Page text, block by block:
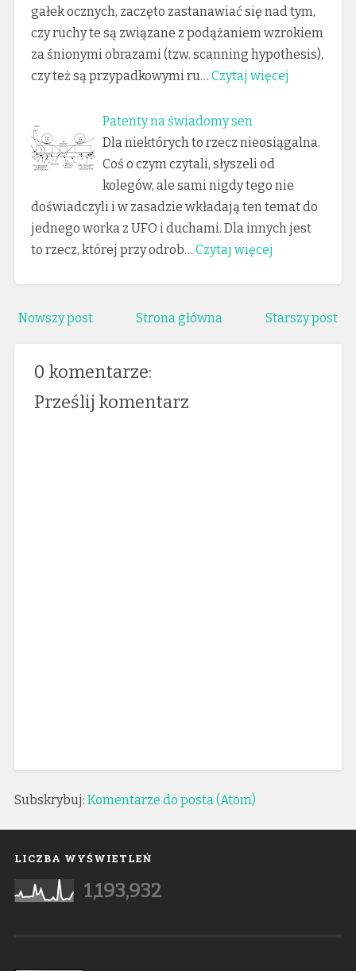
gałek ocznych, zaczęto zastanawiać się nad tym,
czy ruchy te są związane z podążaniem wzrokiem
za śnionymi obrazami (tzw. scanning hypothesis),
czy też są przypadkowymi ru… Czytaj więcej
Patenty na świadomy sen
Dla niektórych to rzecz nieosiągalna.
Coś o czym czytali, słyszeli od
kolegów, ale sami nigdy tego nie
doświadczyli i w zasadzie wkładają ten temat do
jednego worka z UFO i duchami. Dla innych jest
to rzecz, której przy odrob… Czytaj więcej
Nowszy post Starszy post
Strona główna
0 komentarze:
Prześlij komentarz
Subskrybuj: Komentarze do posta (Atom)
LICZBA WYŚWIETLEŃ
1,193,932